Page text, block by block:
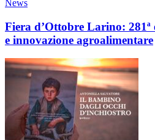
News
Fiera d’Ottobre Larino:
e innovazione agroalimentare